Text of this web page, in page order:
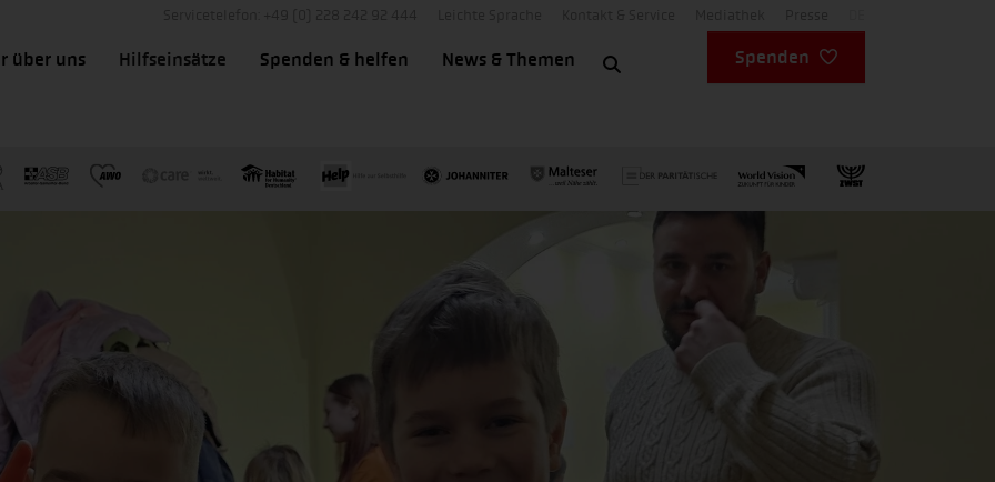
über uns Hilfseinsätze Spenden & helfen News & Themen Spenden